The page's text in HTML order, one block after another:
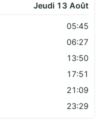
Jeudi 13 Août
05:45
06:27
13:50
17:51
21:09
23:29